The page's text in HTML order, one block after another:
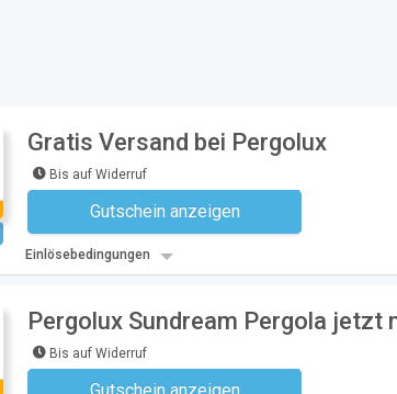
Gratis Versand bei Pergolux
Bis auf Widerruf
Gutschein anzeigen
Kein Code notwendig
Einlösebedingungen
Pergolux Sundream Pergola jetzt
Bis auf Widerruf